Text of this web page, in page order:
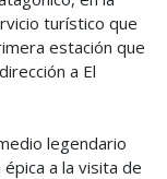
turístico que
estación que
a El
legendario
a la visita de